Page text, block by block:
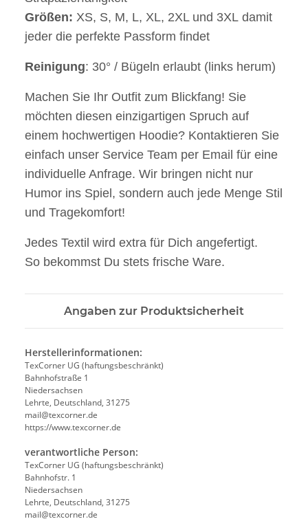
Größen: XS, S, M, L, XL, 2XL und 3XL damit
jeder die perfekte Passform findet
Reinigung: 30° / Bügeln erlaubt (links herum)
Machen Sie Ihr Outfit zum Blickfang! Sie
möchten diesen einzigartigen Spruch auf
einem hochwertigen Hoodie? Kontaktieren Sie
einfach unser Service Team per Email für eine
individuelle Anfrage. Wir bringen nicht nur
Humor ins Spiel, sondern auch jede Menge Stil
und Tragekomfort!
Jedes Textil wird extra für Dich angefertigt.
So bekommst Du stets frische Ware.
Angaben zur Produktsicherheit
Herstellerinformationen:
TexCorner UG (haftungsbeschränkt)
Bahnhofstraße 1
Niedersachsen
Lehrte, Deutschland, 31275
mail@texcorner.de
https://www.texcorner.de
verantwortliche Person:
TexCorner UG (haftungsbeschränkt)
Bahnhofstr. 1
Niedersachsen
Lehrte, Deutschland, 31275
mail@texcorner.de